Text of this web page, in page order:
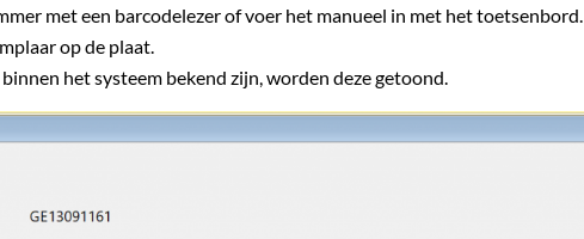
met een barcodelezer of voer het manueel in met het toetsenbord.
op de plaat.
het systeem bekend zijn, worden deze getoond.